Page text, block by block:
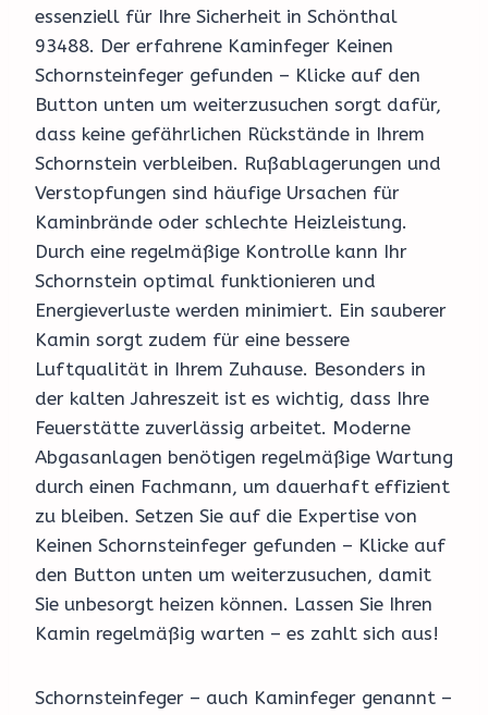
essenziell für Ihre Sicherheit in Schönthal
93488. Der erfahrene Kaminfeger Keinen
Schornsteinfeger gefunden – Klicke auf den
Button unten um weiterzusuchen sorgt dafür,
dass keine gefährlichen Rückstände in Ihrem
Schornstein verbleiben. Rußablagerungen und
Verstopfungen sind häufige Ursachen für
Kaminbrände oder schlechte Heizleistung.
Durch eine regelmäßige Kontrolle kann Ihr
Schornstein optimal funktionieren und
Energieverluste werden minimiert. Ein sauberer
Kamin sorgt zudem für eine bessere
Luftqualität in Ihrem Zuhause. Besonders in
der kalten Jahreszeit ist es wichtig, dass Ihre
Feuerstätte zuverlässig arbeitet. Moderne
Abgasanlagen benötigen regelmäßige Wartung
durch einen Fachmann, um dauerhaft effizient
zu bleiben. Setzen Sie auf die Expertise von
Keinen Schornsteinfeger gefunden – Klicke auf
den Button unten um weiterzusuchen, damit
Sie unbesorgt heizen können. Lassen Sie Ihren
Kamin regelmäßig warten – es zahlt sich aus!
Schornsteinfeger – auch Kaminfeger genannt –